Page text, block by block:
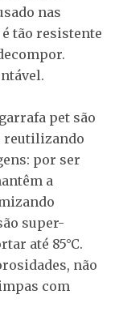
nas
tão resistente
pet são
reutilizando
por ser
a
super-
até 85°C.
não
com